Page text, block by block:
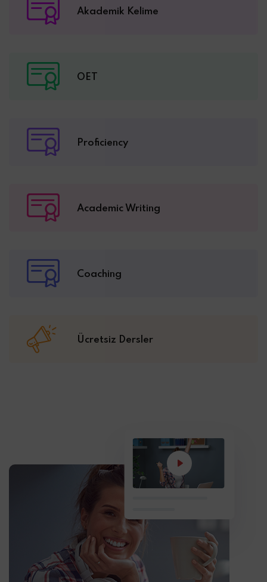
Akademik Kelime
OET
Proficiency
Academic Writing
Coaching
Ücretsiz Dersler